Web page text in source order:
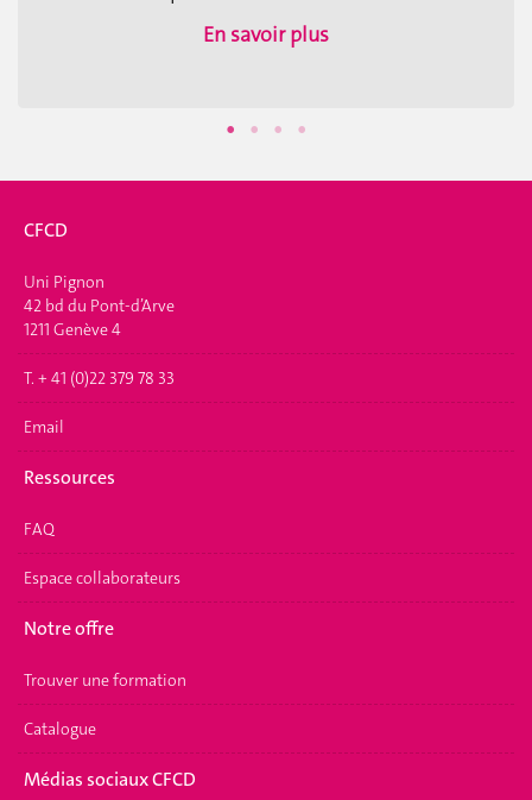
En savoir plus
CFCD
Uni Pignon
42 bd du Pont-d’Arve
1211 Genève 4
T. + 41 (0)22 379 78 33
Email
Ressources
FAQ
Espace collaborateurs
Notre offre
Trouver une formation
Catalogue
Médias sociaux CFCD